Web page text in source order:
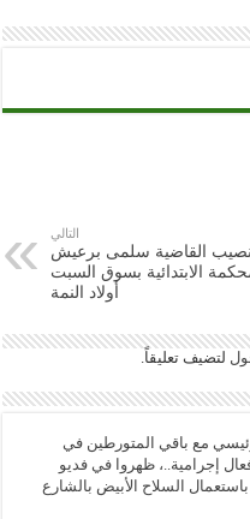
التالي
القاضية سلمى برعيش
الابتدائية بسوق السبت
أولاد النمة
لتضيف تعليقاً.
مع باقي المتورطين في
إجرامية..، ظهروا في فديو
السلاح الأبيض بالشارع